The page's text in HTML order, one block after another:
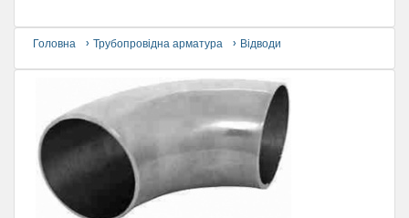
Головна Трубопровідна арматура Відводи